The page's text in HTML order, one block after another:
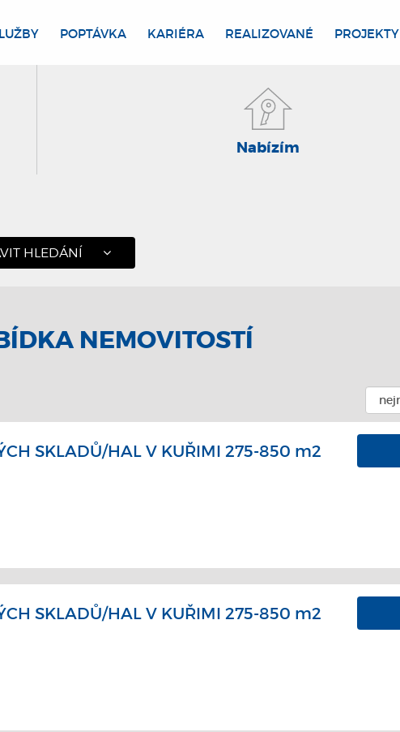
POPTÁVKA KARIÉRA REALIZOVANÉ PROJEKTY
Nabízím
HLEDÁNÍ
NEMOVITOSTÍ
SKLADŮ/HAL V KUŘIMI 275-850 m2
SKLADŮ/HAL V KUŘIMI 275-850 m2